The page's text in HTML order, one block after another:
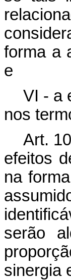
forma a
e
VI - a
nos
Art.
efeitos
na
serão
sinergia